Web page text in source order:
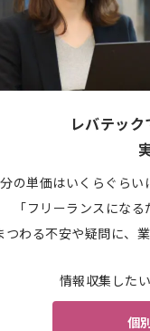
レバテッ
分の単価はいくらぐら
「フリーランスにな
つわる不安や疑問に、
情報収集した
個